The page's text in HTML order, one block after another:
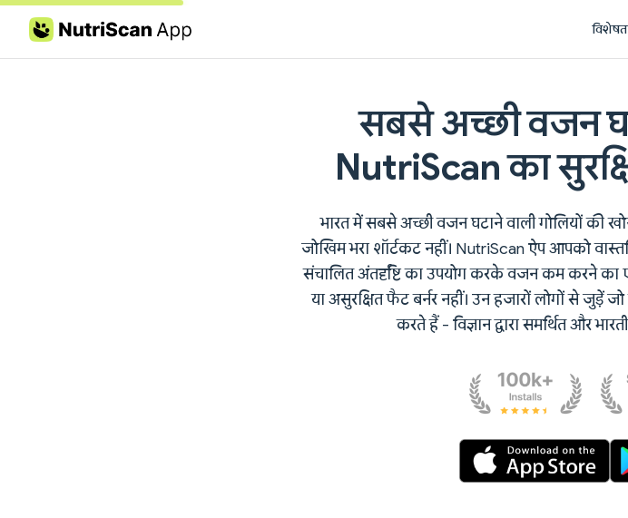
Skip to content
सबसे अच्छी वजन
NutriScan का
भारत में सबसे अच्छी वजन घटाने वाली गोलियों की
जोखिम भरा शॉर्टकट नहीं। NutriScan ऐप आपको
संचालित अंतर्दृष्टि का उपयोग करके वजन कम करने का
या असुरक्षित फैट बर्नर नहीं। उन हजारों लोगों से जुड़ें
करते हैं - विज्ञान द्वारा समर्थित और